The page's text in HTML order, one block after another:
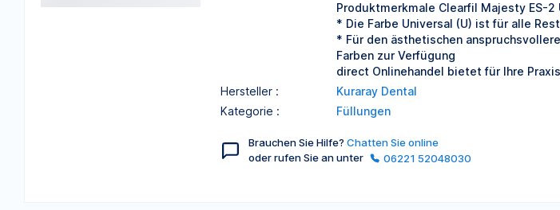
Produktmerkmale Clearfil Majesty ES-2
* Die Farbe Universal (U) ist für alle
* Für den ästhetischen
Farben zur Verfügung
direct Onlinehandel bietet für Ihre
Hersteller :
Kuraray Dental
Kategorie :
Füllungen
Brauchen Sie Hilfe? Chatten Sie online
oder rufen Sie an unter
06221 52048030